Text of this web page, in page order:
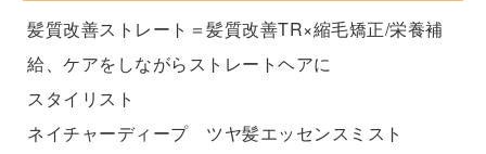
髪質改善ストレート＝髪質改善TR×縮毛矯正/栄養補
給、ケアをしながらストレートヘアに
スタイリスト
ネイチャーディープ ツヤ髪エッセンスミスト